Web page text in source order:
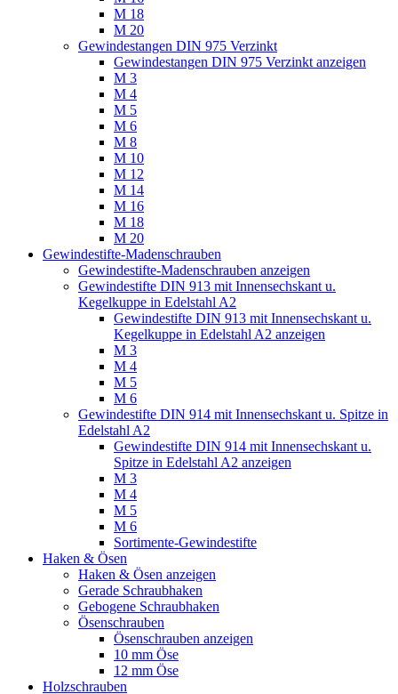
M 18
M 20
Gewindestangen DIN 975 Verzinkt
Gewindestangen DIN 975 Verzinkt anzeigen
M 3
M 4
M 5
M 6
M 8
M 10
M 12
M 14
M 16
M 18
M 20
Gewindestifte-Madenschrauben
Gewindestifte-Madenschrauben anzeigen
Gewindestifte DIN 913 mit Innensechskant u.
Kegelkuppe in Edelstahl A2
Gewindestifte DIN 913 mit Innensechskant u.
Kegelkuppe in Edelstahl A2 anzeigen
M 3
M 4
M 5
M 6
Gewindestifte DIN 914 mit Innensechskant u. Spitze in
Edelstahl A2
Gewindestifte DIN 914 mit Innensechskant u.
Spitze in Edelstahl A2 anzeigen
M 3
M 4
M 5
M 6
Sortimente-Gewindestifte
Haken & Ösen
Haken & Ösen anzeigen
Gerade Schraubhaken
Gebogene Schraubhaken
Ösenschrauben
Ösenschrauben anzeigen
10 mm Öse
12 mm Öse
Holzschrauben